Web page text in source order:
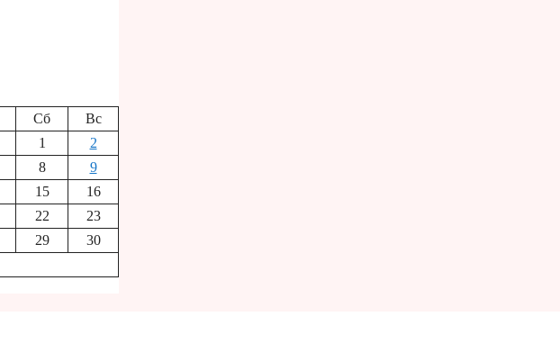
Сб
Вс
1
2
8
9
15
16
22
23
29
30